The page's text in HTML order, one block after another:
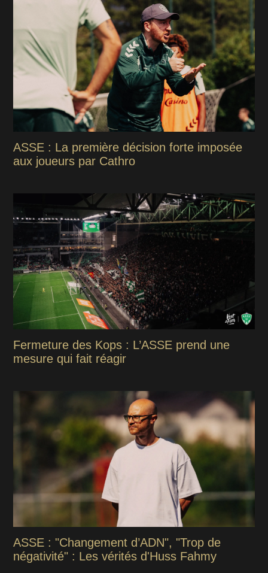
ASSE : La première décision forte imposée
aux joueurs par Cathro
Fermeture des Kops : L’ASSE prend une
mesure qui fait réagir
ASSE : "Changement d’ADN", "Trop de
négativité" : Les vérités d'Huss Fahmy